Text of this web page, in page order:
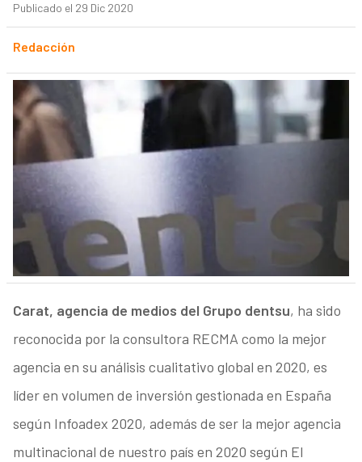
Publicado el 29 Dic 2020
Redacción
Carat, agencia de medios del Grupo dentsu, ha sido
reconocida por la consultora RECMA como la mejor
agencia en su análisis cualitativo global en 2020, es
líder en volumen de inversión gestionada en España
según Infoadex 2020, además de ser la mejor agencia
multinacional de nuestro país en 2020 según El